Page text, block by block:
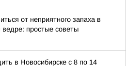
от неприятного запаха в
ведре: простые советы
в Новосибирске с 8 по 14